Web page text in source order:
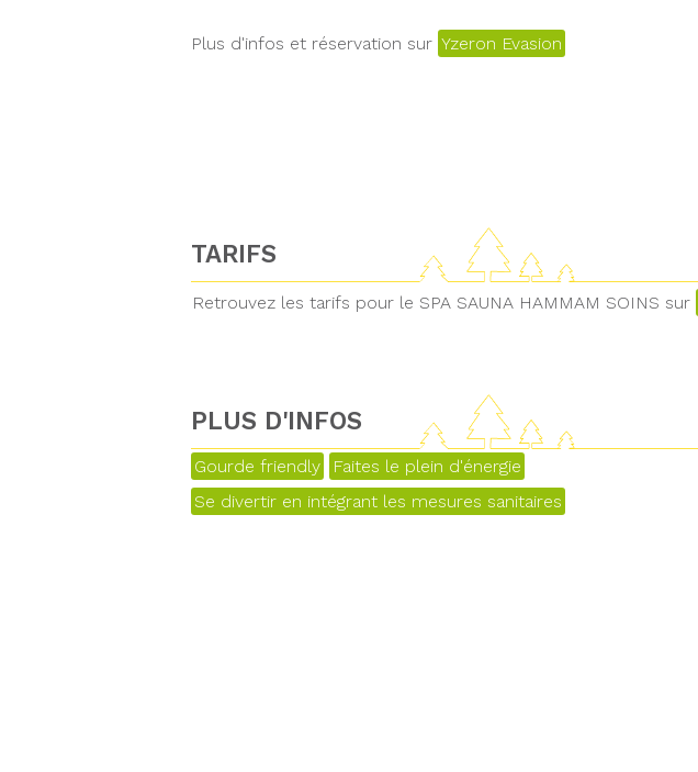
Plus d'infos et réservation sur Yzeron Evasion
TARIFS
Retrouvez les tarifs pour le SPA SAUNA HAMMAM SOINS sur
PLUS D'INFOS
Gourde friendly
Faites le plein d'énergie
Se divertir en intégrant les mesures sanitaires